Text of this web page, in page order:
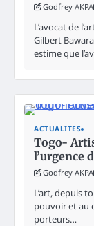
Godfrey AKPA
L’avocat de
Gilbert
estime que
ACTUALITES
Togo-
l’urgence
Godfrey AKPA
L’art, depuis
pouvoir et au
porteurs…